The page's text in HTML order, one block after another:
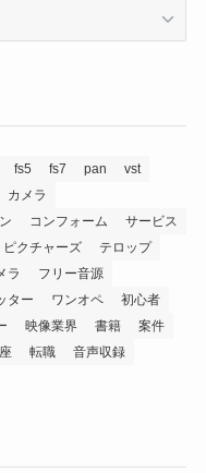
fs5 fs7 pan
vst
カメラ
コンフォーム
サービス
クチャーズ
テロップ
ラ
フリー音源
ター ワンオペ
初心者
映像業界 書籍
案件
転職 音声収録